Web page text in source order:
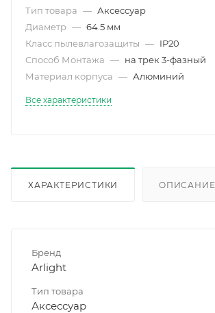
Тип товара — Аксессуар
Диаметр — 64.5 мм
Класс пылевлагозащиты — IP20
Способ Монтажа — на трек 3-фазный
Материал корпуса — Алюминий
Все характеристики
ХАРАКТЕРИСТИКИ ОПИСАНИЕ
Бренд
Arlight
Тип товара
Аксессуар